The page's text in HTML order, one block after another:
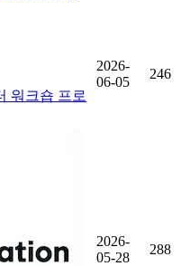
워크숍 프로
2026-
06-05
246
2026-
05-28
288